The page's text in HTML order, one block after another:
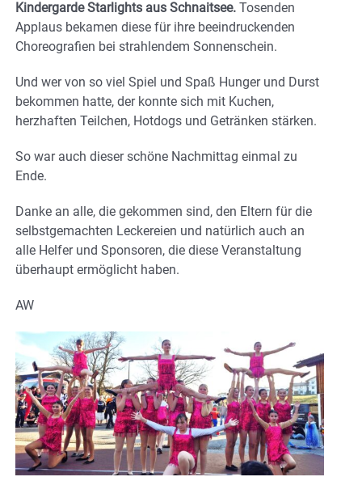
Kindergarde Starlights aus Schnaitsee. Tosenden
Applaus bekamen diese für ihre beeindruckenden
Choreografien bei strahlendem Sonnenschein.
Und wer von so viel Spiel und Spaß Hunger und Durst
bekommen hatte, der konnte sich mit Kuchen,
herzhaften Teilchen, Hotdogs und Getränken stärken.
So war auch dieser schöne Nachmittag einmal zu
Ende.
Danke an alle, die gekommen sind, den Eltern für die
selbstgemachten Leckereien und natürlich auch an
alle Helfer und Sponsoren, die diese Veranstaltung
überhaupt ermöglicht haben.
AW